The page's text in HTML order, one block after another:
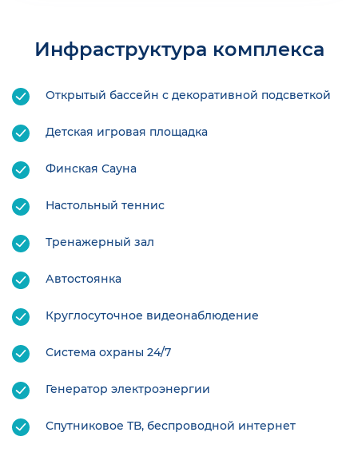
Инфраструктура комплекса
Открытый бассейн с декоративной подсветкой
Детская игровая площадка
Финская Сауна
Настольный теннис
Тренажерный зал
Автостоянка
Круглосуточное видеонаблюдение
Система охраны 24/7
Генератор электроэнергии
Спутниковое ТВ, беспроводной интернет